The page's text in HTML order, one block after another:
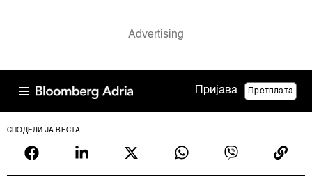
Пријава Претплата
СПОДЕЛИ ЈА ВЕСТА